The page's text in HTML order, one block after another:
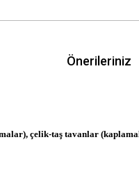
Önerileriniz
çelik-taş tavanlar